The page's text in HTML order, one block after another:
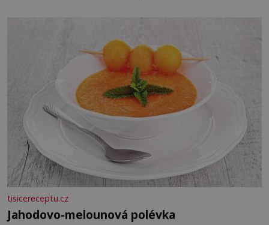
tisicereceptu.cz
Jahodovo-melounová polévka